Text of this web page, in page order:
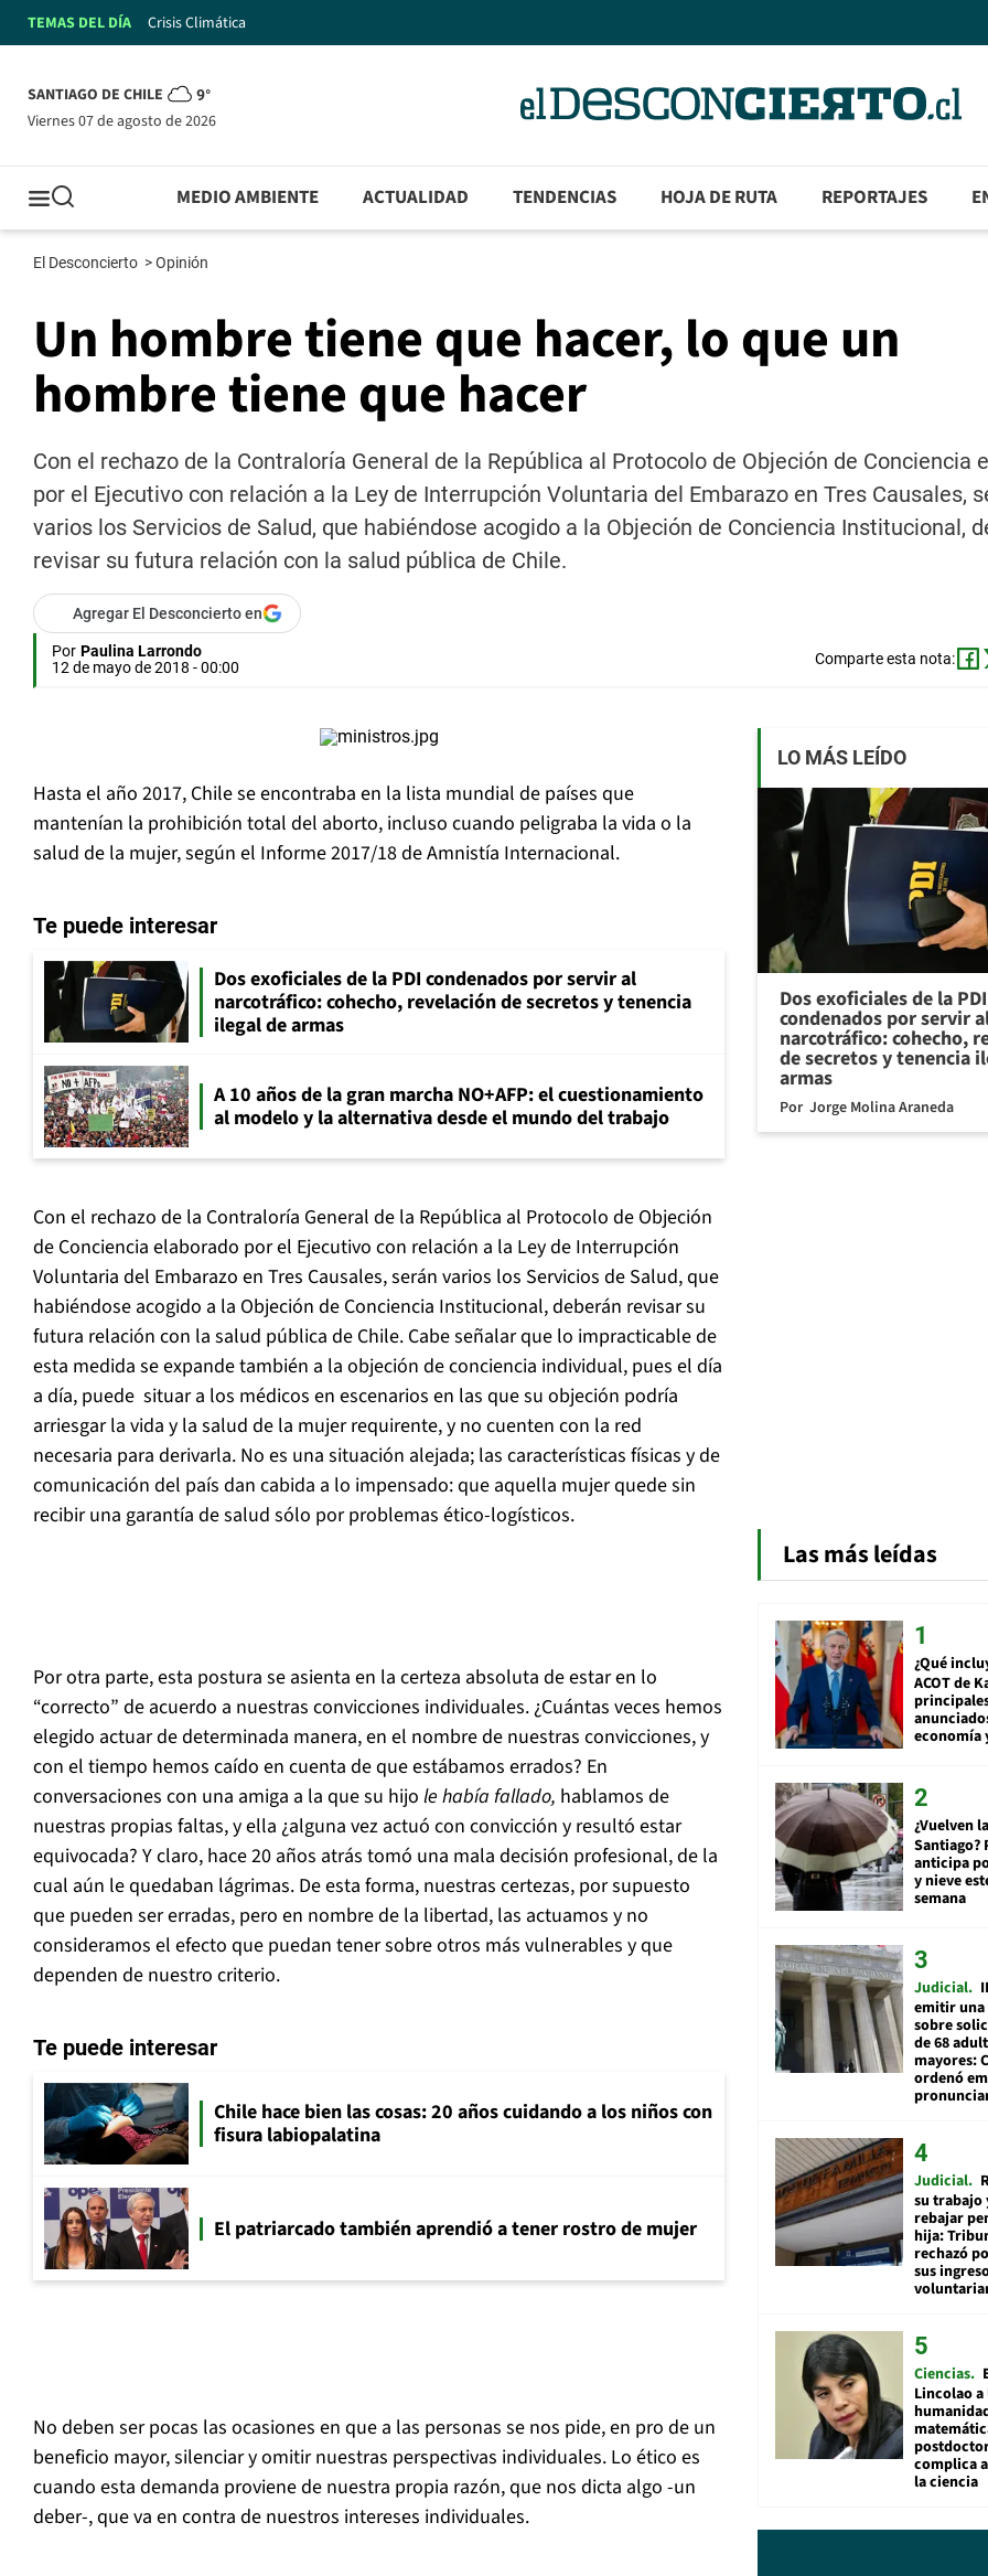
TEMAS DEL DÍA Crisis Climática
SANTIAGO DE CHILE 9°
viernes 07 de agosto de 2026
MEDIO AMBIENTE ACTUALIDAD TENDENCIAS HOJA DE RUTA REPORTAJES
El Desconcierto >Opinión
Un hombre tiene que hacer, lo que un
hombre tiene que hacer
Con el rechazo de la Contraloría General de la República al Protocolo de Objeción de Conciencia
por el Ejecutivo con relación a la Ley de Interrupción Voluntaria del Embarazo en Tres Causales,
varios los Servicios de Salud, que habiéndose acogido a la Objeción de Conciencia Institucional,
revisar su futura relación con la salud pública de Chile.
Agregar El Desconcierto en
Por Paulina Larrondo
12 de mayo de 2018 - 00:00
Comparte esta nota:
Hasta el año 2017, Chile se encontraba en la lista mundial de países que
mantenían la prohibición total del aborto, incluso cuando peligraba la vida o la
salud de la mujer, según el Informe 2017/18 de Amnistía Internacional.
Te puede interesar
Dos exoficiales de la PDI condenados por servir al
narcotráfico: cohecho, revelación de secretos y tenencia
ilegal de armas
A 10 años de la gran marcha NO+AFP: el cuestionamiento
al modelo y la alternativa desde el mundo del trabajo
Con el rechazo de la Contraloría General de la República al Protocolo de Objeción
de Conciencia elaborado por el Ejecutivo con relación a la Ley de Interrupción
Voluntaria del Embarazo en Tres Causales, serán varios los Servicios de Salud, que
habiéndose acogido a la Objeción de Conciencia Institucional, deberán revisar su
futura relación con la salud pública de Chile. Cabe señalar que lo impracticable de
esta medida se expande también a la objeción de conciencia individual, pues el día
a día, puede situar a los médicos en escenarios en las que su objeción podría
arriesgar la vida y la salud de la mujer requirente, y no cuenten con la red
necesaria para derivarla. No es una situación alejada; las características físicas y de
comunicación del país dan cabida a lo impensado: que aquella mujer quede sin
recibir una garantía de salud sólo por problemas ético-logísticos.
Por otra parte, esta postura se asienta en la certeza absoluta de estar en lo
“correcto” de acuerdo a nuestras convicciones individuales. ¿Cuántas veces hemos
elegido actuar de determinada manera, en el nombre de nuestras convicciones, y
con el tiempo hemos caído en cuenta de que estábamos errados? En
conversaciones con una amiga a la que su hijo le había fallado, hablamos de
nuestras propias faltas, y ella ¿alguna vez actuó con convicción y resultó estar
equivocada? Y claro, hace 20 años atrás tomó una mala decisión profesional, de la
cual aún le quedaban lágrimas. De esta forma, nuestras certezas, por supuesto
que pueden ser erradas, pero en nombre de la libertad, las actuamos y no
consideramos el efecto que puedan tener sobre otros más vulnerables y que
dependen de nuestro criterio.
Te puede interesar
Chile hace bien las cosas: 20 años cuidando a los niños con
fisura labiopalatina
El patriarcado también aprendió a tener rostro de mujer
No deben ser pocas las ocasiones en que a las personas se nos pide, en pro de un
beneficio mayor, silenciar y omitir nuestras perspectivas individuales. Lo ético es
cuando esta demanda proviene de nuestra propia razón, que nos dicta algo -un
deber-, que va en contra de nuestros intereses individuales.
LO MÁS LEÍDO
Dos exoficiales de la PDI
condenados por servir
narcotráfico: cohecho,
de secretos y tenencia
armas
Por Jorge Molina Araneda
Las más leídas
¿Qué
ACOT de
economía
¿Vuelven
Santiago?
anticipa
y nieve
semana
Judicial
emitir
sobre
de 68
mayores:
ordenó
Judicial
su trabajo
rebajar
hija:
rechazó
sus
Ciencias
Lincolao a
complica
la ciencia